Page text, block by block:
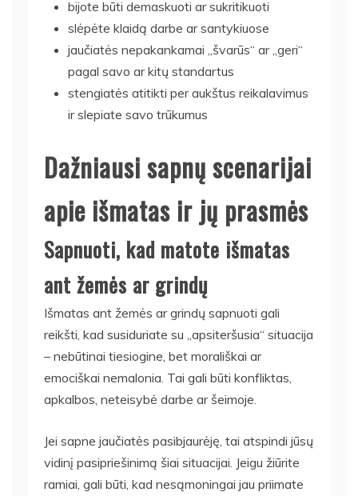
bijote būti demaskuoti ar sukritikuoti
slėpėte klaidą darbe ar santykiuose
jaučiatės nepakankamai „švarūs“ ar „geri“
pagal savo ar kitų standartus
stengiatės atitikti per aukštus reikalavimus
ir slepiate savo trūkumus
Dažniausi sapnų scenarijai
apie išmatas ir jų prasmės
Sapnuoti, kad matote išmatas
ant žemės ar grindų
Išmatas ant žemės ar grindų sapnuoti gali
reikšti, kad susiduriate su „apsiteršusia“ situacija
– nebūtinai tiesiogine, bet morališkai ar
emociškai nemalonia. Tai gali būti konfliktas,
apkalbos, neteisybė darbe ar šeimoje.
Jei sapne jaučiatės pasibjaurėję, tai atspindi jūsų
vidinį pasipriešinimą šiai situacijai. Jeigu žiūrite
ramiai, gali būti, kad nesąmoningai jau priimate